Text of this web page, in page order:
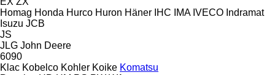
Homag Honda Hurco Huron Häner IHC IMA IVECO Indramat
Isuzu JCB
JS
JLG John Deere
6090
Klac Kobelco Kohler Koike Komatsu